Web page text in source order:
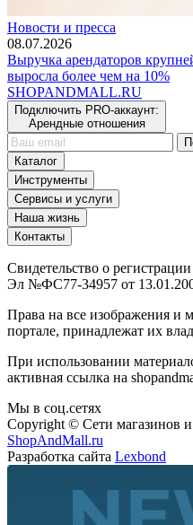
Новости и пресса
08.07.2026
Выручка арендаторов
выросла более чем на 10%
SHOPANDMALL.RU
Подключить PRO-аккаунт:
Арендные отношения
Каталог
Инструменты
Сервисы и услуги
Наша жизнь
Контакты
Свидетельство о
Эл №ФС77-34957 от
Права на все изображения и
портале, принадлежат их
При использовании
активная ссылка на
Мы в соц.сетях
Copyright © Сети магазинов
ShopAndMall.ru
Разработка сайта Lexbond